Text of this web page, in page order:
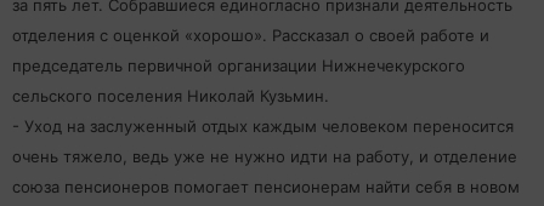
за пять лет. Собравшиеся единогласно признали деятельность
отделения с оценкой «хорошо». Рассказал о своей работе и
председатель первичной организации Нижнечекурского
сельского поселения Николай Кузьмин.
- Уход на заслуженный отдых каждым человеком переносится
очень тяжело, ведь уже не нужно идти на работу, и отделение
союза пенсионеров помогает пенсионерам найти себя в новом